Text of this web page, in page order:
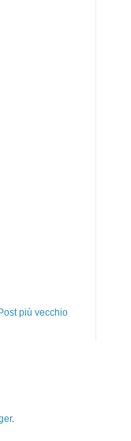
Post più vecchio
.